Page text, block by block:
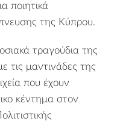
ποιητικά
της Κύπρου.
τραγούδια της
τις μαντινάδες της
που έχουν
κέντημα στον